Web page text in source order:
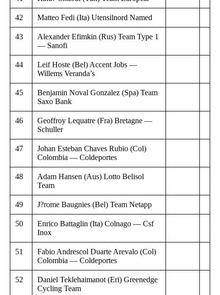
42 Matteo Fedi (Ita) Utensilnord Named
43
Alexander Efimkin (Rus) Team Type 1
— Sanofi
44
Leif Hoste (Bel) Accent Jobs —
Willems Veranda’s
45
Benjamin Noval Gonzalez (Spa) Team
Saxo Bank
46
Geoffroy Lequatre (Fra) Bretagne —
Schuller
47
Johan Esteban Chaves Rubio (Col)
Colombia — Coldeportes
48
Adam Hansen (Aus) Lotto Belisol
Team
49 J?rome Baugnies (Bel) Team Netapp
50
Enrico Battaglin (Ita) Colnago — Csf
Inox
51
Fabio Andrescol Duarte Arevalo (Col)
Colombia — Coldeportes
52
Daniel Teklehaimanot (Eri) Greenedge
Cycling Team